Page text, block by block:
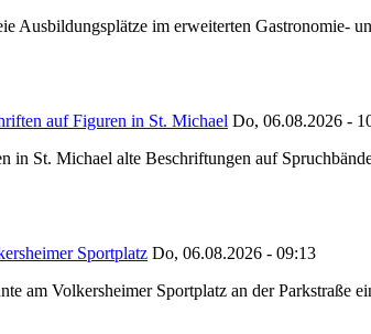
Ausbildungsplätze im erweiterten Gastronomie-
auf Figuren in St. Michael Do, 06.08.2026 -
in St. Michael alte Beschriftungen auf
Sportplatz Do, 06.08.2026 - 09:13
am Volkersheimer Sportplatz an der Parkstraße